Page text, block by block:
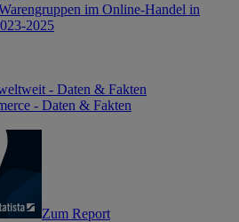
im Online-Handel in
2025
- Daten & Fakten
- Daten & Fakten
Zum Report